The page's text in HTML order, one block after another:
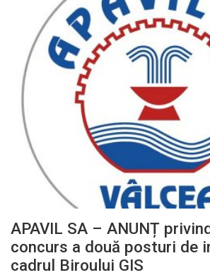
APAVIL SA – ANUNȚ
concurs a două posturi de
cadrul Biroului GIS